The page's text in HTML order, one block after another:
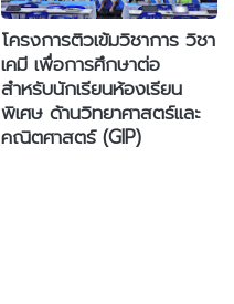
โครงการติวเข้มวิชาการ วิชา
เคมี เพื่อการศึกษาต่อ
สำหรับนักเรียนห้องเรียน
พิเศษ ด้านวิทยาศาสตร์และ
คณิตศาสตร์ (GIP)